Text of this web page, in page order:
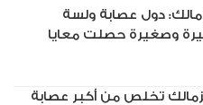
دول عصابة ولسة
وصغيرة حصلت معايا
تخلص من أكبر عصابة